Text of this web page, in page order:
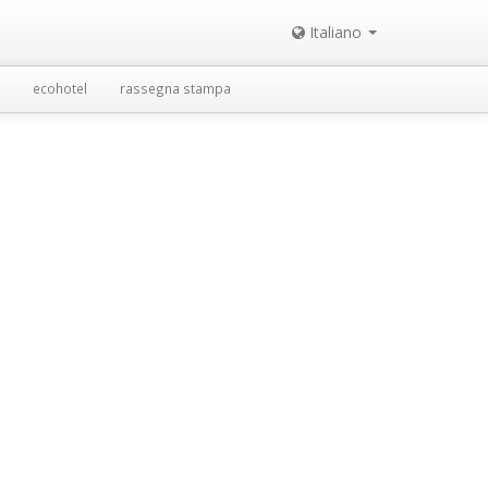
Italiano
ecohotel rassegna stampa